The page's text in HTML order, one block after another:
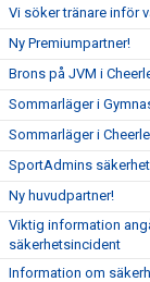
Vi söker tränare inför
Ny Premiumpartner!
Brons på JVM i
Sommarläger i
Sommarläger i
SportAdmins
Ny huvudpartner!
Viktig information
säkerhetsincident
Information om